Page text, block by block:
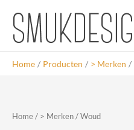
inhoud
Home Producten > Merken
Home / > Merken / Woud